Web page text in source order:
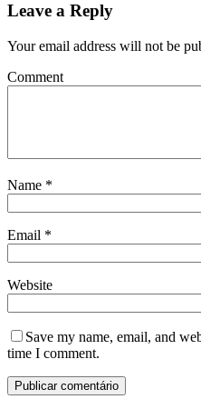
Leave a Reply
Your email address will not be
Comment
Name *
Email *
Website
Save my name, email, and
time I comment.